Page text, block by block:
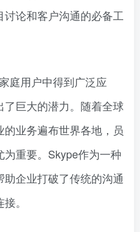
论和客户沟通的必备工
庭用户中得到广泛应
巨大的潜力。随着全球
业务遍布世界各地，员
重要。Skype作为一种
企业打破了传统的沟通
。